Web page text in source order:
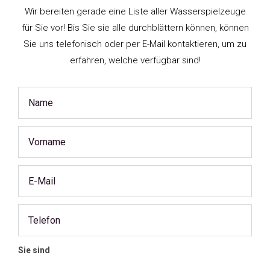
Wir bereiten gerade eine Liste aller Wasserspielzeuge
für Sie vor! Bis Sie sie alle durchblättern können, können
Sie uns telefonisch oder per E-Mail kontaktieren, um zu
erfahren, welche verfügbar sind!
Sie sind